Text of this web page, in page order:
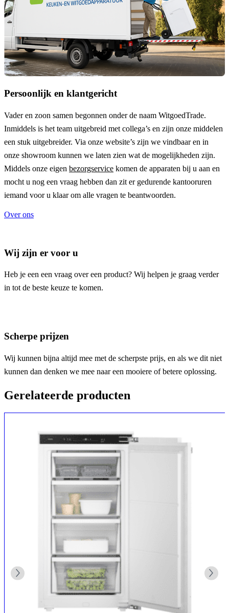
Persoonlijk en klantgericht
Vader en zoon samen begonnen onder de naam WitgoedTrade.
Inmiddels is het team uitgebreid met collega’s en zijn onze middelen
een stuk uitgebreider. Via onze website’s zijn we vindbaar en in
onze showroom kunnen we laten zien wat de mogelijkheden zijn.
Middels onze eigen bezorgservice komen de apparaten bij u aan en
mocht u nog een vraag hebben dan zit er gedurende kantooruren
iemand voor u klaar om alle vragen te beantwoorden.
Over ons
Wij zijn er voor u
Heb je een een vraag over een product? Wij helpen je graag verder
in tot de beste keuze te komen.
Scherpe prijzen
Wij kunnen bijna altijd mee met de scherpste prijs, en als we dit niet
kunnen dan denken we mee naar een mooiere of betere oplossing.
Gerelateerde producten